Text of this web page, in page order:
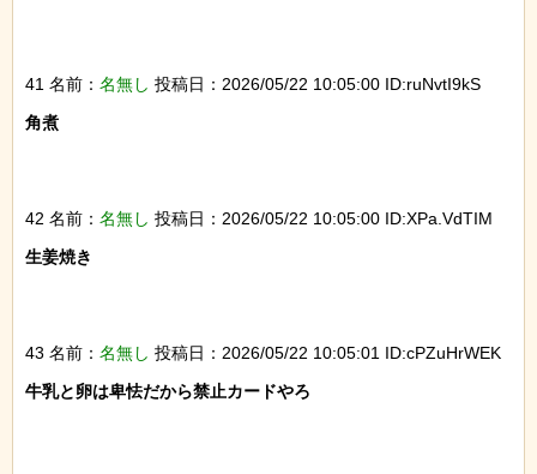
41 名前： 名無し 投稿日：2026/05/22 10:05:00 ID:ruNvtI9kS
角煮
42 名前： 名無し 投稿日：2026/05/22 10:05:00 ID:XPa.VdTIM
生姜焼き
43 名前： 名無し 投稿日：2026/05/22 10:05:01 ID:cPZuHrWEK
牛乳と卵は卑怯だから禁止カードやろ